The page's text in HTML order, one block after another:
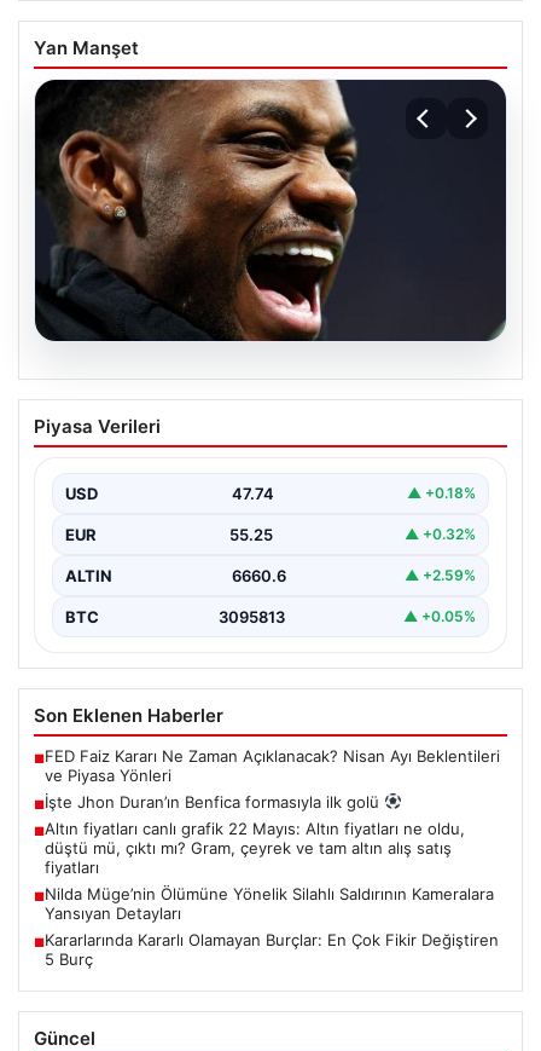
Yan Manşet
İşte Jhon Duran’ın Benfica formasıyla
ilk golü
Piyasa Verileri
USD 47.74 ▲ +0.18%
EUR 55.25 ▲ +0.32%
ALTIN 6660.6 ▲ +2.59%
BTC 3095813 ▲ +0.05%
Son Eklenen Haberler
■FED Faiz Kararı Ne Zaman Açıklanacak? Nisan Ayı Beklentileri
ve Piyasa Yönleri
■İşte Jhon Duran’ın Benfica formasıyla ilk golü
■Altın fiyatları canlı grafik 22 Mayıs: Altın fiyatları ne oldu,
düştü mü, çıktı mı? Gram, çeyrek ve tam altın alış satış
fiyatları
■Nilda Müge’nin Ölümüne Yönelik Silahlı Saldırının Kameralara
Yansıyan Detayları
■Kararlarında Kararlı Olamayan Burçlar: En Çok Fikir Değiştiren
5 Burç
Güncel